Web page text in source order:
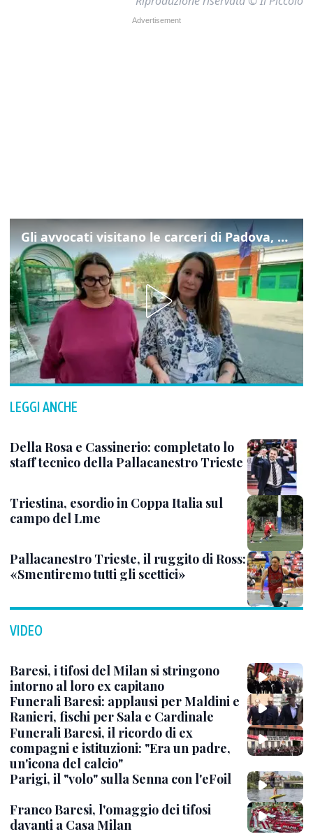
Gli avvocati visitano le carceri di Padova, ecco cosa hanno trovato
LEGGI ANCHE
Della Rosa e Cassinerio: completato lo
staff tecnico della Pallacanestro Trieste
Triestina, esordio in Coppa Italia sul
campo del Lme
Pallacanestro Trieste, il ruggito di Ross:
«Smentiremo tutti gli scettici»
VIDEO
Baresi, i tifosi del Milan si stringono
intorno al loro ex capitano
Funerali Baresi: applausi per Maldini e
Ranieri, fischi per Sala e Cardinale
Funerali Baresi, il ricordo di ex
compagni e istituzioni: "Era un padre,
un'icona del calcio"
Parigi, il "volo" sulla Senna con l'eFoil
Franco Baresi, l'omaggio dei tifosi
davanti a Casa Milan